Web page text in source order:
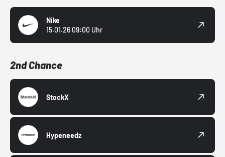
Nike
15.01.26 09:00 Uhr
2nd Chance
StockX
Hypeneedz